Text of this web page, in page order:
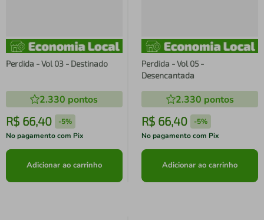
Perdida - Vol 03 - Destinado
2.330 pontos
R$ 66,40 -5%
No pagamento com Pix
Adicionar ao carrinho
Perdida - Vol 05 -
Desencantada
2.330 pontos
R$ 66,40 -5%
No pagamento com Pix
Adicionar ao carrinho